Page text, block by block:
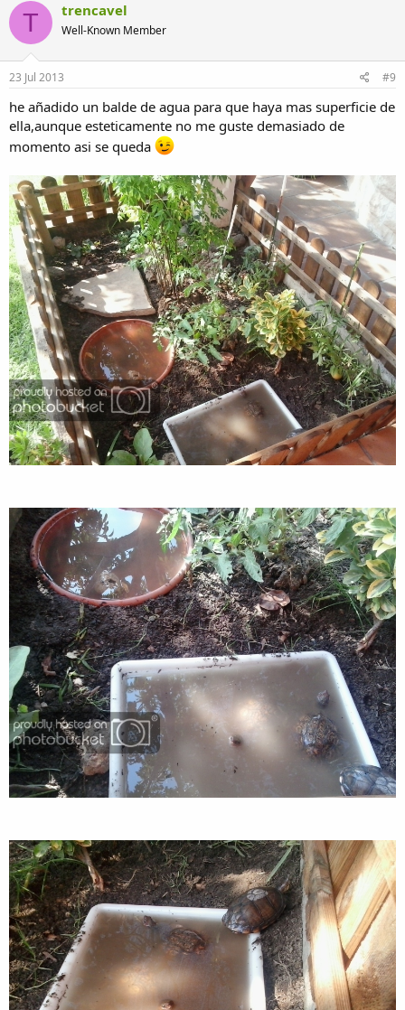
T trencavel
Well-Known Member
23 Jul 2013 #9
he añadido un balde de agua para que haya mas superficie de
ella,aunque esteticamente no me guste demasiado de
momento asi se queda